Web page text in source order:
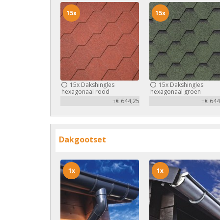
15x Dakshingles
hexagonaal rood
+€ 644,25
15x
15xDakshingles
hexagonaal groen
+€
15x
Dakgootset
1x 1x